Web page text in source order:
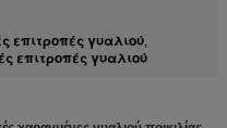
επιτροπές γυαλιού,
επιτροπές γυαλιού